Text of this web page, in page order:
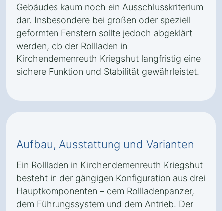
Gebäudes kaum noch ein Ausschlusskriterium
dar. Insbesondere bei großen oder speziell
geformten Fenstern sollte jedoch abgeklärt
werden, ob der Rollladen in
Kirchendemenreuth Kriegshut langfristig eine
sichere Funktion und Stabilität gewährleistet.
Aufbau, Ausstattung und Varianten
Ein Rollladen in Kirchendemenreuth Kriegshut
besteht in der gängigen Konfiguration aus drei
Hauptkomponenten – dem Rollladenpanzer,
dem Führungssystem und dem Antrieb. Der